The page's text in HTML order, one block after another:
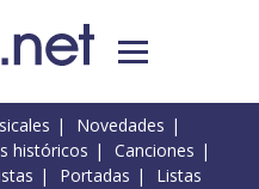
Novedades
históricos
Canciones
Portadas Listas